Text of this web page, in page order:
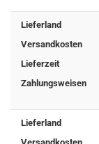
Lieferland
Versandkosten
Lieferzeit
Zahlungsweisen
Lieferland
Versandkosten